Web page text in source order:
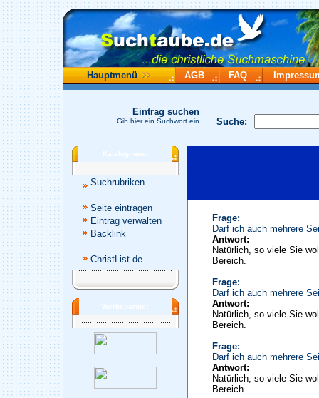
Hauptmenü AGB FAQ
Suche:
Eintrag suchen
Gib hier ein Suchwort ein
Katalogmenü
Suchrubriken
Seite eintragen
Eintrag verwalten
Backlink
ChristList.de
Werbepartner
Frage:
Darf ich auch mehrere
Antwort:
Natürlich, so viele Sie
Bereich.
Frage:
Darf ich auch mehrere
Antwort:
Natürlich, so viele Sie
Bereich.
Frage:
Darf ich auch mehrere
Antwort:
Natürlich, so viele Sie
Bereich.